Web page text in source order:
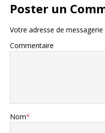
Poster un
Votre adresse de
Commentaire
Nom*